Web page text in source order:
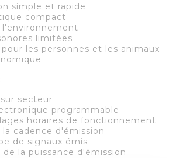
simple et rapide
compact
l'environnement
limitées
pour les personnes et les animaux
secteur
programmable
horaires de fonctionnement
cadence d'émission
de signaux émis
la puissance d'émission